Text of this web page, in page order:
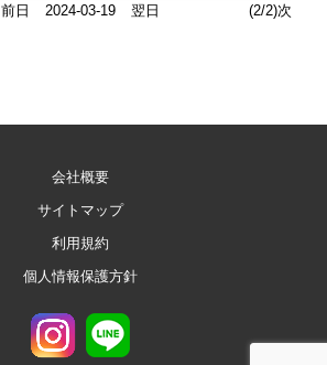
前日
2024-03-19 翌日 (2/2)次
会社概要
サイトマップ
利用規約
個人情報保護方針